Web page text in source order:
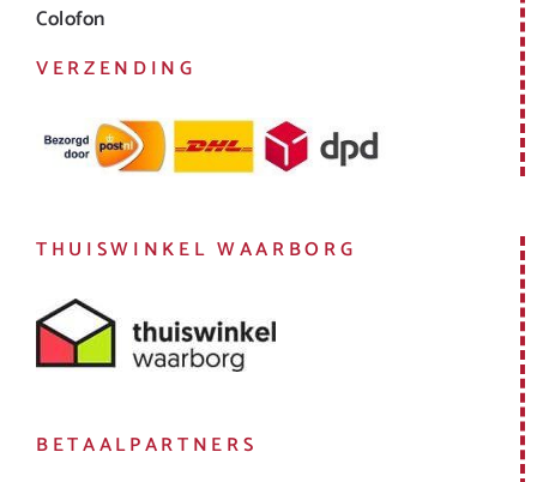
Colofon
VERZENDING
THUISWINKEL WAARBORG
BETAALPARTNERS